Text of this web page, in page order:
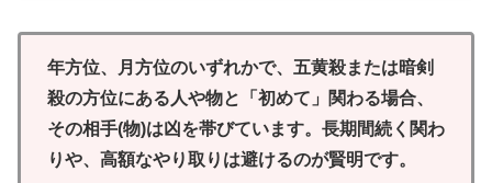
年方位、月方位のいずれかで、五黄殺または暗剣
殺の方位にある人や物と「初めて」関わる場合、
その相手(物)は凶を帯びています。長期間続く関わ
りや、高額なやり取りは避けるのが賢明です。